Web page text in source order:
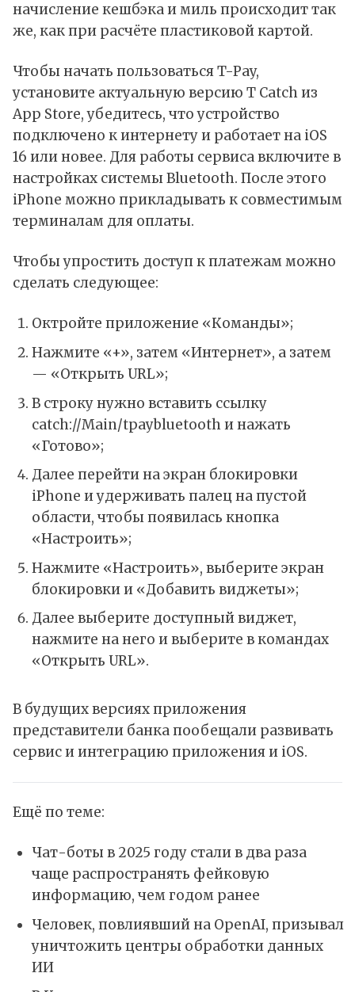
начисление кешбэка и миль происходит так
же, как при расчёте пластиковой картой.
Чтобы начать пользоваться T-Pay,
установите актуальную версию T Catch из
App Store, убедитесь, что устройство
подключено к интернету и работает на iOS
16 или новее. Для работы сервиса включите в
настройках системы Bluetooth. После этого
iPhone можно прикладывать к совместимым
терминалам для оплаты.
Чтобы упростить доступ к платежам можно
сделать следующее:
Октройте приложение «Команды»;
Нажмите «+», затем «Интернет», а затем
— «Открыть URL»;
В строку нужно вставить ссылку
catch://Main/tpaybluetooth и нажать
«Готово»;
Далее перейти на экран блокировки
iPhone и удерживать палец на пустой
области, чтобы появилась кнопка
«Настроить»;
Нажмите «Настроить», выберите экран
блокировки и «Добавить виджеты»;
Далее выберите доступный виджет,
нажмите на него и выберите в командах
«Открыть URL».
В будущих версиях приложения
представители банка пообещали развивать
сервис и интеграцию приложения и iOS.
Ещё по теме:
Чат-боты в 2025 году стали в два раза
чаще распространять фейковую
информацию, чем годом ранее
Человек, повлиявший на OpenAI, призывал
уничтожить центры обработки данных
ИИ